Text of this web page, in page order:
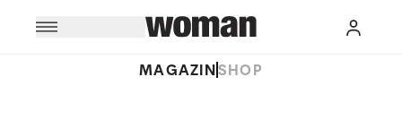
MAGAZINSHOP